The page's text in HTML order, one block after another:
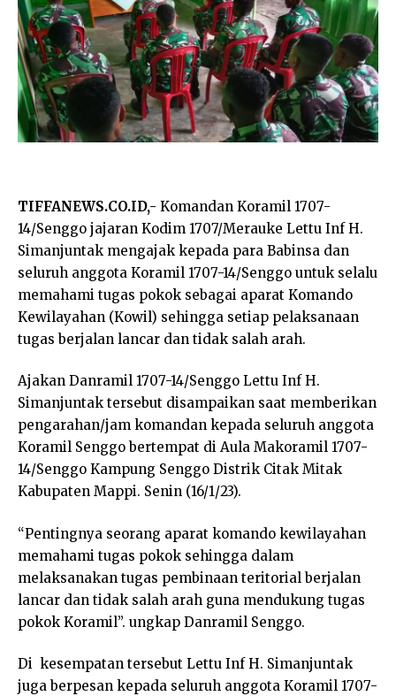
TIFFANEWS.CO.ID,- Komandan Koramil 1707-
14/Senggo jajaran Kodim 1707/Merauke Lettu Inf H.
Simanjuntak mengajak kepada para Babinsa dan
seluruh anggota Koramil 1707-14/Senggo untuk selalu
memahami tugas pokok sebagai aparat Komando
Kewilayahan (Kowil) sehingga setiap pelaksanaan
tugas berjalan lancar dan tidak salah arah.
Ajakan Danramil 1707-14/Senggo Lettu Inf H.
Simanjuntak tersebut disampaikan saat memberikan
pengarahan/jam komandan kepada seluruh anggota
Koramil Senggo bertempat di Aula Makoramil 1707-
14/Senggo Kampung Senggo Distrik Citak Mitak
Kabupaten Mappi. Senin (16/1/23).
“Pentingnya seorang aparat komando kewilayahan
memahami tugas pokok sehingga dalam
melaksanakan tugas pembinaan teritorial berjalan
lancar dan tidak salah arah guna mendukung tugas
pokok Koramil”. ungkap Danramil Senggo.
Di kesempatan tersebut Lettu Inf H. Simanjuntak
juga berpesan kepada seluruh anggota Koramil 1707-